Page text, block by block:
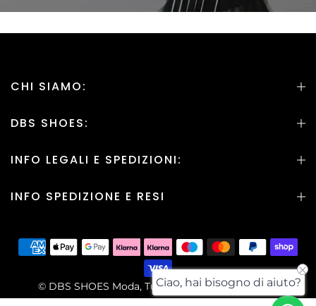
CHI SIAMO:
DBS SHOES:
INFO LEGALI E SPEDIZIONI:
INFO SPEDIZIONE E RESI
© DBS SHOES Moda, Tutti i Diritti sono Riservati
Ciao, hai bisogno di aiuto?